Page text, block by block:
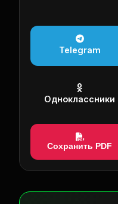
Telegram
Одноклассники
Сохранить PDF